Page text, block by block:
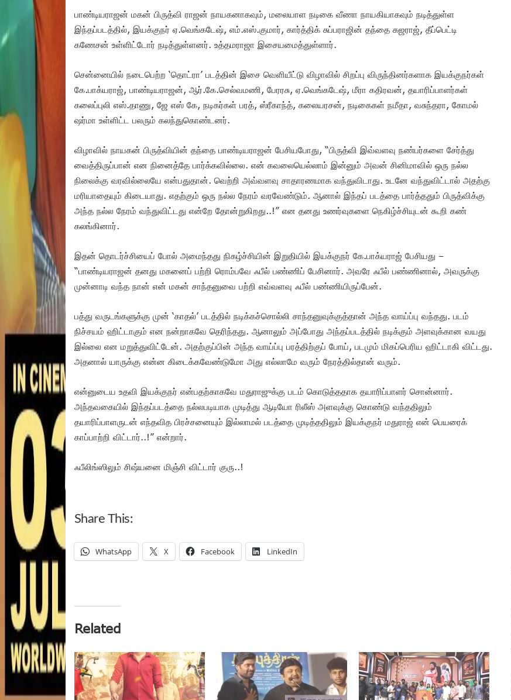
பாண்டியராஜன் மகன் பிருத்வி ராஜன் நாயகனாகவும், மலையாள நடிகை வீணா நாயகியாகவும் நடித்துள்ள
இந்தப்படத்தில், இயக்குநர் ஏ.வெங்கடேஷ், எம்.எஸ்.குமார், கார்த்திக் சுப்பராஜின் தந்தை கஜராஜ், தீப்பெட்டி
கணேசன் உள்ளிட்டோர் நடித்துள்ளனர். உத்தமராஜா இசையமைத்துள்ளார்.
சென்னையில் நடைபெற்ற ‘தொட்ரா’ படத்தின் இசை வெளியீட்டு விழாவில் சிறப்பு விருந்தினர்களாக இயக்குநர்கள்
கே.பாக்யராஜ், பாண்டியராஜன், ஆர்.கே.செல்வமணி, பேரரசு, ஏ.வெங்கடேஷ், ​மீரா கதிரவன், தயாரிப்பாளர்கள்
கலைப்புலி எஸ்.தாணு, ஜே எஸ் கே, நடிகர்கள் பரத், ஸ்ரீகாந்த், கலையரசன், நடிகைகள் நமீதா, வசுந்தரா, கோமல்
ஷர்மா உள்ளிட்ட பலரும் கலந்துகொண்டனர்.
விழாவில் நாயகன் பிருத்வியின் தந்தை பாண்டியராஜன் பேசியபோது, “பிருத்வி இவ்வளவு நண்பர்களை சேர்த்து
வைத்திருப்பான் என நினைத்தே பார்க்கவில்லை. என் கவலையெல்லாம் இன்னும் அவன் சினிமாவில் ஒரு நல்ல
நிலைக்கு வரவில்லையே என்பதுதான். வெற்றி அவ்வளவு சாதாரணமாக வந்துவிடாது. உடனே வந்துவிட்டால் அதற்கு
மரியாதையும் கிடையாது. எதற்கும் ஒரு நல்ல நேரம் வரவேண்டும். ஆனால் இந்தப் படத்தை பார்த்ததும் பிருத்விக்கு
அந்த நல்ல நேரம் வந்துவிட்டது என்றே தோன்றுகிறது..!” என தனது உணர்வுகளை நெகிழ்ச்சியுடன் கூறி கண்
கலங்கினார்.
இதன் தொடர்ச்சியைப் போல் அமைந்தது நிகழ்ச்சியின் இறுதியில் இயக்குநர் கே.பாக்யராஜ் பேசியது –
“பாண்டியராஜன் தனது மகனைப் பற்றி ரொம்பவே ஃபீல் பண்ணிப் பேசினார். அவரே ஃபீல் பண்ணினால், அவருக்கு
முன்னாடி வந்த நான் என் மகன் சாந்தனுவை பற்றி எவ்வளவு ஃபீல் பண்ணியிருப்பேன்.
பத்து வருடங்களுக்கு முன் ‘காதல்’ படத்தில் நடிக்கச்சொல்லி சாந்தனுவுக்குத்தான் அந்த வாய்ப்பு வந்தது. படம்
நிச்சயம் ஹிட்டாகும் என நன்றாகவே தெரிந்தது. ஆனாலும் அப்போது அந்தப்படத்தில் நடிக்கும் அளவுக்கான வயது
இல்லை என மறுத்துவிட்டேன். அதற்குப்பின் அந்த வாய்ப்பு பரத்திற்குப் போய், படமும் மிகப்பெரிய ஹிட்டாகி விட்டது.
அதனால் யாருக்கு என்ன கிடைக்கவேண்டுமோ அது எல்லாமே வரும் நேரத்தில்தான் வரும்.
என்னுடைய உதவி இயக்குநர் என்பதற்காகவே மதுராஜுக்கு படம் கொடுத்ததாக தயாரிப்பாளர் சொன்னார்.
அந்தவகையில் இந்தப்படத்தை நல்லபடியாக முடித்து ஆடியோ ரிலீஸ் அளவுக்கு கொண்டு வந்ததிலும்
தயாரிப்பாளருடன் எந்தவித பிரச்சனையும் இல்லாமல் படத்தை முடித்ததிலும் இயக்குநர் மதுராஜ் என் பெயரைக்
காப்பாற்றி விட்டார்..!” என்றார்.
ஃபீலிங்ஸிலும் சிஷ்யனை மிஞ்சி விட்டார் குரு..!
Share This:
WhatsApp X Facebook LinkedIn
Related